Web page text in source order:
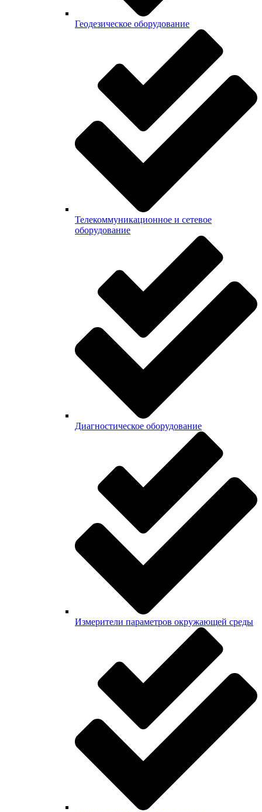
Геодезическое оборудование
Телекоммуникационное и сетевое
оборудование
Диагностическое оборудование
Измерители параметров окружающей среды